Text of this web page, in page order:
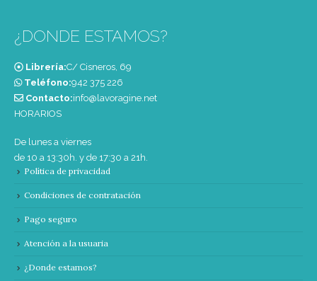
¿DONDE ESTAMOS?
Librería:C/ Cisneros, 69
Teléfono:‭942 375 226‬
Contacto:info@lavoragine.net
HORARIOS
De lunes a viernes
de 10 a 13:30h. y de 17:30 a 21h.
Política de privacidad
Condiciones de contratación
Pago seguro
Atención a la usuaria
¿Donde estamos?